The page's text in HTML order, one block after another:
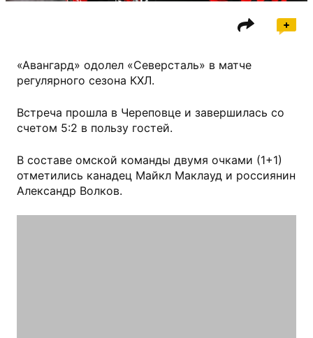
«Авангард» одолел «Северсталь» в матче
регулярного сезона КХЛ.
Встреча прошла в Череповце и завершилась со
счетом 5:2 в пользу гостей.
В составе омской команды двумя очками (1+1)
отметились канадец Майкл Маклауд и россиянин
Александр Волков.